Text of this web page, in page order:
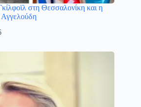
στη Θεσσαλονίκη και η
Αγγελούδη